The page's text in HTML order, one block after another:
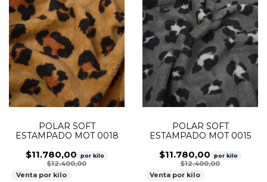
POLAR SOFT
ESTAMPADO MOT 0018
$11.780,00 por kilo
$12.400,00
Venta por kilo
POLAR SOFT
ESTAMPADO MOT 0015
$11.780,00 por kilo
$12.400,00
Venta por kilo